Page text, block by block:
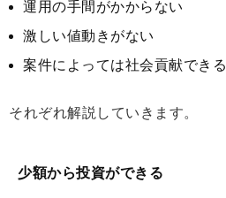
運用の手間がかからない
激しい値動きがない
案件によっては社会貢献できる
それぞれ解説していきます。
少額から投資ができる